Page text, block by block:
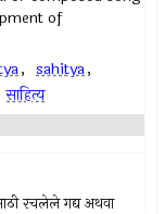
of
, sahitya,
साहित्य
रचलेले गद्य अथवा